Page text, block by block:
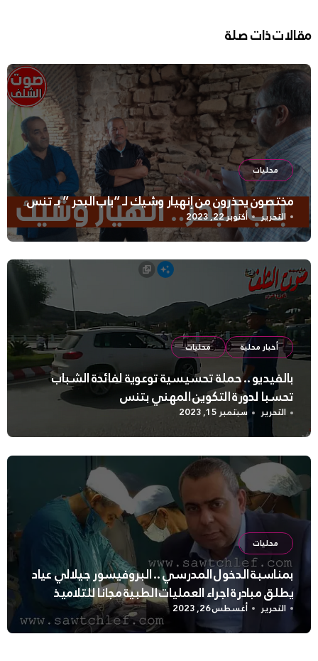
مقالات ذات صلة
محليات
مختصون يحذرون من إنهيار وشيك لـ “باب البحر ” بـ تنس
التحرير أكتوبر 22, 2023
أخبار محلية محليات
بالفيديو .. حملة تحسيسية توعوية لفائدة الشباب
تحسبا لدورة التكوين المهني بتنس
التحرير سبتمبر 15, 2023
محليات
بمناسبة الدخول المدرسي .. البروفيسور جيلالي عياد
يطلق مبادرة اجراء العمليات الطبية مجانا للتلاميذ
التحرير أغسطس 26, 2023